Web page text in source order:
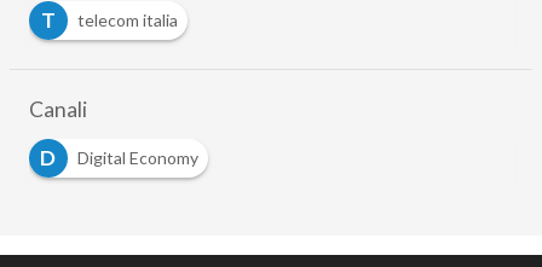
T
telecom italia
Canali
D
Digital Economy